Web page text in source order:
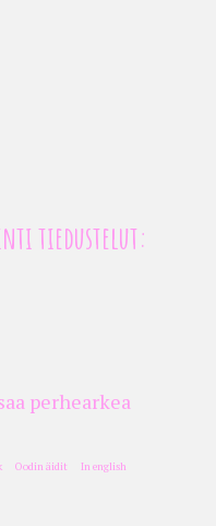
tiedustelut:
perhearkea
Oodin äidit In english